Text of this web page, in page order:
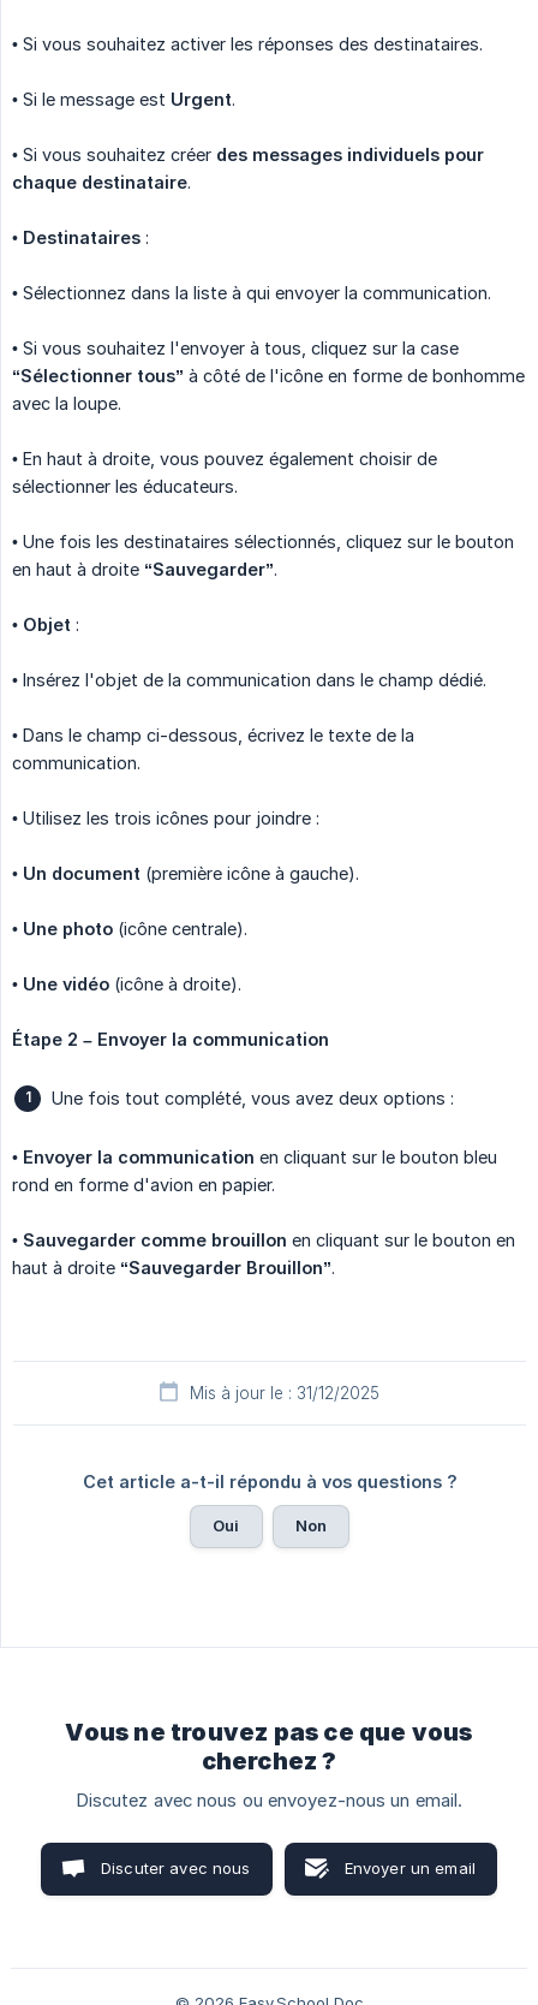
• Si vous souhaitez activer les réponses des destinataires.
• Si le message est Urgent.
• Si vous souhaitez créer des messages individuels pour
chaque destinataire.
• Destinataires :
• Sélectionnez dans la liste à qui envoyer la communication.
• Si vous souhaitez l'envoyer à tous, cliquez sur la case
“Sélectionner tous” à côté de l'icône en forme de bonhomme
avec la loupe.
• En haut à droite, vous pouvez également choisir de
sélectionner les éducateurs.
• Une fois les destinataires sélectionnés, cliquez sur le bouton
en haut à droite “Sauvegarder”.
• Objet :
• Insérez l'objet de la communication dans le champ dédié.
• Dans le champ ci-dessous, écrivez le texte de la
communication.
• Utilisez les trois icônes pour joindre :
• Un document (première icône à gauche).
• Une photo (icône centrale).
• Une vidéo (icône à droite).
Étape 2 – Envoyer la communication
Une fois tout complété, vous avez deux options :
• Envoyer la communication en cliquant sur le bouton bleu
rond en forme d'avion en papier.
• Sauvegarder comme brouillon en cliquant sur le bouton en
haut à droite “Sauvegarder Brouillon”.
Mis à jour le : 31/12/2025
Cet article a-t-il répondu à vos questions ?
Oui Non
Vous ne trouvez pas ce que vous
cherchez ?
Discutez avec nous ou envoyez-nous un email.
Discuter avec nous Envoyer un email